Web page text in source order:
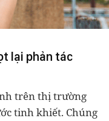
lại phản tác
trên thị trường
tinh khiết. Chúng